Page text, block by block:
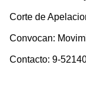
Corte de
Convocan:
Contacto: 9-